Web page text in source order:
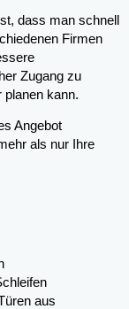
dass man schnell
Firmen
Zugang zu
planen kann.
Angebot
als nur Ihre
aus